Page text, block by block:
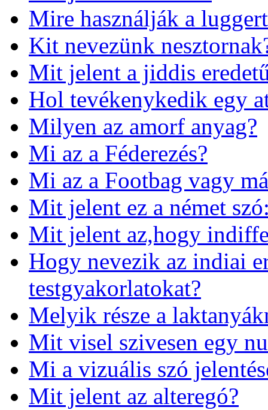
Mire használják a
Kit nevezünk
Mit jelent a jiddis
Hol tevékenykedik egy
Milyen az amorf anyag?
Mi az a Féderezés?
Mi az a Footbag vagy
Mit jelent ez a német
Mit jelent az,hogy
Hogy nevezik az indiai
testgyakorlatokat?
Melyik része a
Mit visel szivesen egy
Mi a vizuális szó
Mit jelent az alteregó?